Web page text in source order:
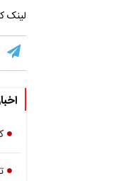
لینک